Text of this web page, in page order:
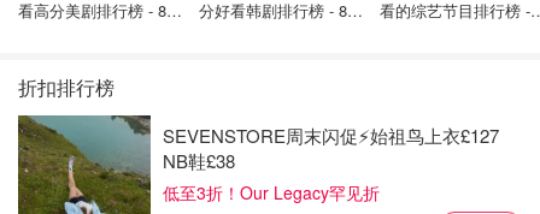
看高分美剧排行榜 - 8月
分好看韩剧排行榜 - 8月
看的综艺节目排行榜 -
折扣排行榜
SEVENSTORE周末闪促⚡️始祖鸟上衣£127
NB鞋£38
低至3折！Our Legacy罕见折